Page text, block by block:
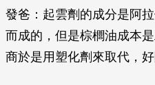
發爸：起雲劑的成分是阿
而成的，但是棕櫚油成本
商於是用塑化劑來取代，